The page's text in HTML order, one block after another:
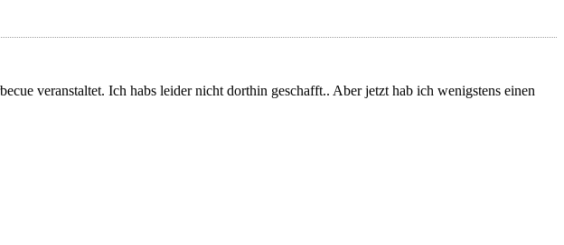
veranstaltet. Ich habs leider nicht dorthin geschafft.. Aber jetzt hab ich wenigstens einen